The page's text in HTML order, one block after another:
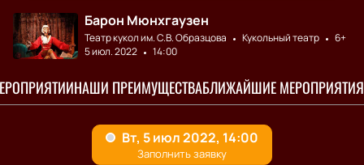
Барон Мюнхгаузен
Театр кукол им. С.В. Образцова Кукольный театр
6+
5 июл. 2022
14:00
НАШИ ПРЕИМУЩЕСТВАБЛИЖАЙШИЕ МЕРОПРИЯТИЯ